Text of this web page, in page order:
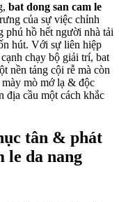
bat dong san cam le
của sự việc chỉnh
phú hồ hết người nhà tải
hút. Với sự liên hiệp
chạy bộ giải trí, bat
nền tảng cội rễ mà còn
mò mớ lạ & độc
địa cầu một cách khắc
tân & phát
le da nang